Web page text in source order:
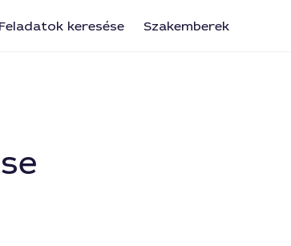
Feladatok keresése Szakemberek